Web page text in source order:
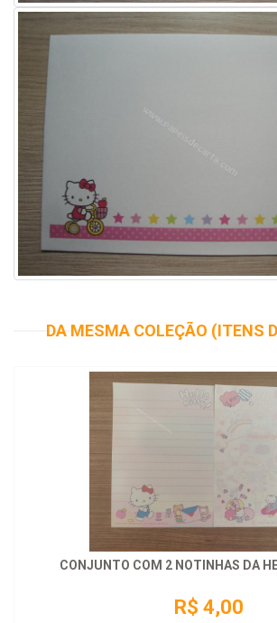
DA MESMA COLEÇÃO (ITENS
CONJUNTO COM 2 NOTINHAS DA
R$ 4,00